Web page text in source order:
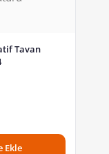
Tavan
Ekle